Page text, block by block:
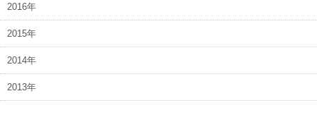
2016年
2015年
2014年
2013年